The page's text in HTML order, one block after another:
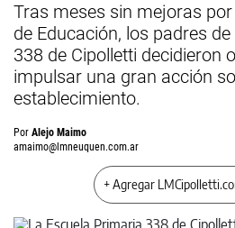
Tras meses sin mejoras
de Educación, los padres
338 de Cipolletti decidieron
impulsar una gran acción
establecimiento.
Por Alejo Maimo
amaimo@lmneuquen.com.ar
+ Agregar